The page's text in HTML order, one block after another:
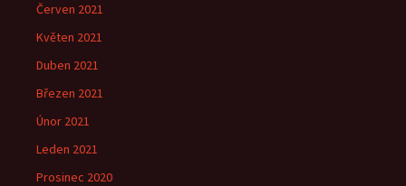
Červen 2021
Květen 2021
Duben 2021
Březen 2021
Únor 2021
Leden 2021
Prosinec 2020